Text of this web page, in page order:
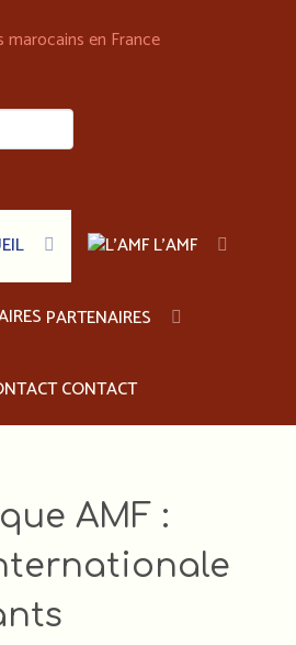
L'AMF
PARTENAIRES
CONTACT
AMF :